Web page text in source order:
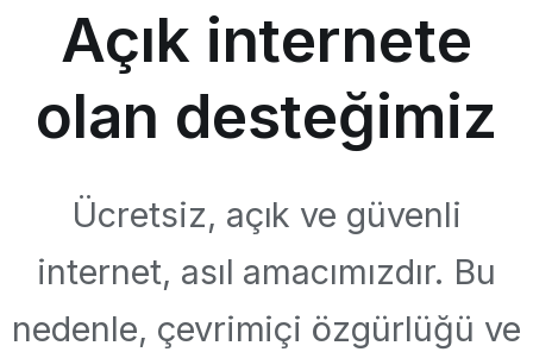
Açık internete
olan desteğimiz
Ücretsiz, açık ve güvenli
internet, asıl amacımızdır. Bu
nedenle, çevrimiçi özgürlüğü ve